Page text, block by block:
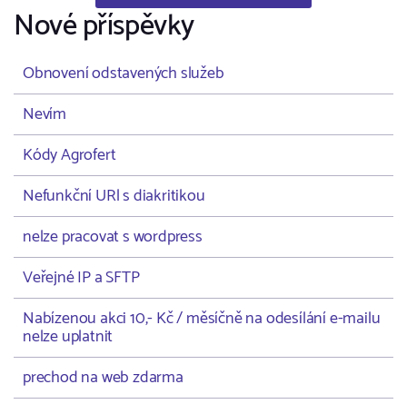
Nové příspěvky
Obnovení odstavených služeb
Nevím
Kódy Agrofert
Nefunkční URl s diakritikou
nelze pracovat s wordpress
Veřejné IP a SFTP
Nabízenou akci 10,- Kč / měsíčně na odesílání e-mailu
nelze uplatnit
prechod na web zdarma